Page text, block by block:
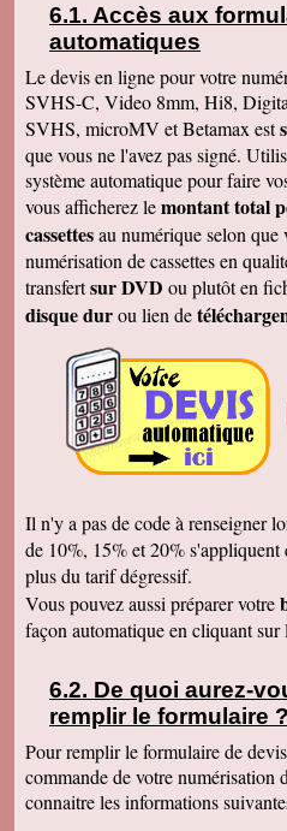
Nous sommes ravis et
ce passé, ces images de
a plus de 20 ans, et de
infiniment. Bien
manquerai pas de
entreprise.
J'ai bien reçu la K7 et les
Merci
Cécile B.
J'ai bien reçu le DVD et
vous remercie de vos
Bernard D.
Bien reçu votre COLIS -
j'ai eu peur
DUR et les CD/DVD
parfaitement ........ Je vais
pour........ NOEL 3
de 1980 à ce jour .
vais communiquer vos
entourage...
Véronique F.
Marc T.
J'ai reçu le DVD hier.
d'autres bandes à vous
Cordialement
François L.
10.10) et tous les
Merci pour le chèque de
clair que j'indiquerais vos
cordialement
Nicolas B.
J ai bien recu le colis.
Accès aux
automatiques
Le devis en ligne pour votre
SVHS-C, Video 8mm, Hi8,
SVHS, microMV et Betamax est
que vous ne l'avez pas signé.
système automatique pour faire
vous afficherez lemontant total
cassettesau numérique selon que
numérisation de cassettes en
transfertsur DVD ou plutôt en
disque durou lien de
Il n'y a pas de code à renseigner
de 10%, 15% et 20% s'appliquent
plus du tarif dégressif.
Vous pouvez aussi préparer votre
façon automatique en cliquant sur
De quoi aurez-
remplir le formulaire ?
Pour remplir le formulaire de
commande de votre numérisation
connaitre les informations